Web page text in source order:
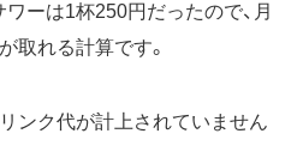
ーは1杯250円だったので、月
取れる計算です。
ンク代が計上されていません